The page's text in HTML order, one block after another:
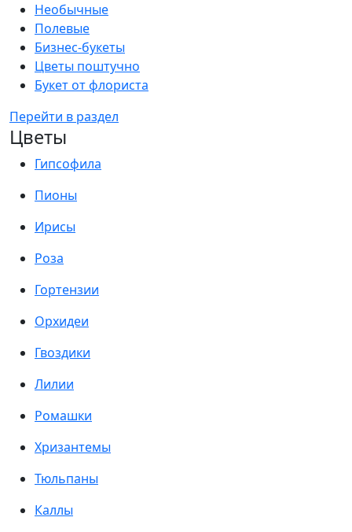
Необычные
Полевые
Бизнес-букеты
Цветы поштучно
Букет от флориста
Перейти в раздел
Цветы
Гипсофила
Пионы
Ирисы
Роза
Гортензии
Орхидеи
Гвоздики
Лилии
Ромашки
Хризантемы
Тюльпаны
Каллы